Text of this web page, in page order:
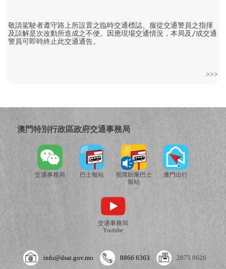
敬請駕駛者遵守路上所設置之臨時交通標誌、服從交通警員之指揮
及諒解是次改動所造成之不便。因應現場交通情況，本局及/或交通
警員可即時終止此交通通告。
>>>
澳門特別行政區政府交通事務局
交通事務局 巴士報站
視障助乘巴士
報站
澳門出行
交通事務局
Youtube
info@dsat.gov.mo 8866 6363 2875 0626